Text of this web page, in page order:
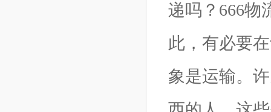
递吗？666物
此，有必要
象是运输。